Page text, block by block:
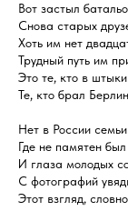
Вот застыл
Снова старых
Хоть им нет
Трудный путь им
Это те, кто в
Те, кто брал
Нет в России
Где не памятен
И глаза молодых
С фотографий
Этот взгляд,